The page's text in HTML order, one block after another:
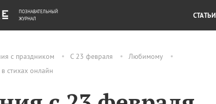
с праздником С 23 февраля
Любимому
стихах онлайн
ДЕНЬГИ
ПОЗНАВАТЕЛЬНЫЙ
ЖУРНАЛ
СТАТЬИ